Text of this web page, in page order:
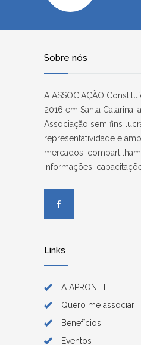
Sobre nós
A ASSOCIAÇÃO
2016 em Santa Catarina,
Associação sem fins
representatividade e
mercados,
informações,
Links
A APRONET
Quero me associar
Benefícios
Eventos